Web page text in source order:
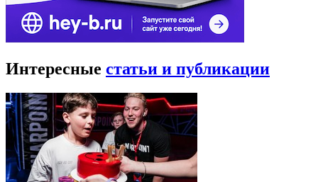
Интересные статьи и публикации